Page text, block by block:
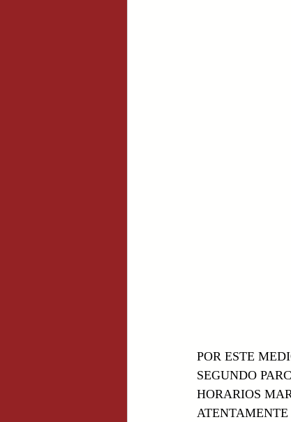
POR ESTE
SEGUNDO
HORARIOS
ATENTAMENTE